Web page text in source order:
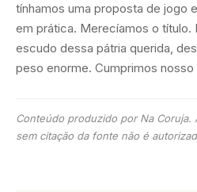
tínhamos uma proposta de jogo
em prática. Merecíamos o
escudo dessa pátria querida,
peso enorme. Cumprimos
Conteúdo produzido por Na Coruja.
sem citação da fonte não é